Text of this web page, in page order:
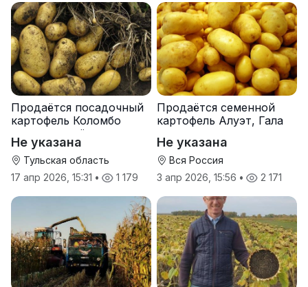
Продаётся посадочный
картофель Коломбо
оптом от трёх тонн
Не указана
Тульская область
17 апр 2026, 15:31 • 1 179
Продаётся семенной
картофель Алуэт, Гала
Не указана
Вся Россия
3 апр 2026, 15:56 • 2 171